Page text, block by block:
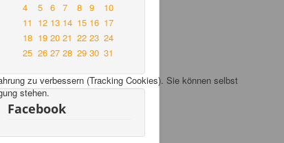
4
5 6 7 8 9
10
11 12 13 14 15 16 17
18 19 20 21 22 23 24
25 26 27 28 29 30 31
Facebook
zu verbessern (Tracking Cookies). Sie können selbst
stehen.